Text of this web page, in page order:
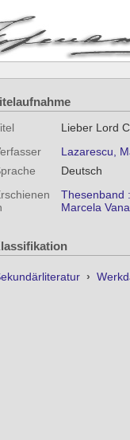
Lieber Lord
Lazarescu,
Deutsch
Thesenband
Marcela
›